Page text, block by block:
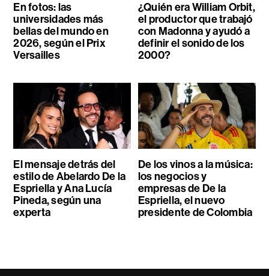
En fotos: las
universidades más
bellas del mundo en
2026, según el Prix
Versailles
¿Quién era William Orbit,
el productor que trabajó
con Madonna y ayudó a
definir el sonido de los
2000?
El mensaje detrás del
estilo de Abelardo De la
Espriella y Ana Lucía
Pineda, según una
experta
De los vinos a la música:
los negocios y
empresas de De la
Espriella, el nuevo
presidente de Colombia